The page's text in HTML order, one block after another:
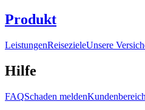
Produkt
LeistungenReisezieleUnsere
Hilfe
FAQSchaden meldenKundenbereich